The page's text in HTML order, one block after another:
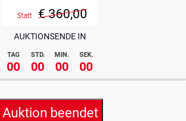
AUKTIONSENDE IN
TAG STD. MIN. SEK.
00 00 00 00
Statt € 360,00
Auktion beendet